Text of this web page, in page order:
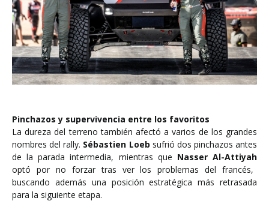
Pinchazos y supervivencia entre los favoritos
La dureza del terreno también afectó a varios de los grandes
nombres del rally. Sébastien Loeb sufrió dos pinchazos antes
de la parada intermedia, mientras que Nasser Al-Attiyah
optó por no forzar tras ver los problemas del francés,
buscando además una posición estratégica más retrasada
para la siguiente etapa.